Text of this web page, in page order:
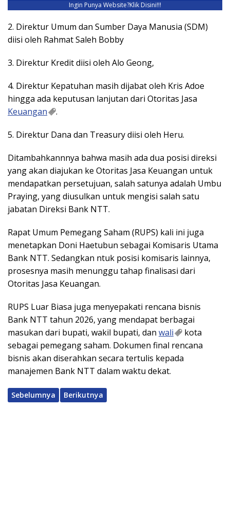
Ingin Punya Website?Klik Disini!!!
2. Direktur Umum dan Sumber Daya Manusia (SDM)
diisi oleh Rahmat Saleh Bobby
3. Direktur Kredit diisi oleh Alo Geong,
4. Direktur Kepatuhan masih dijabat oleh Kris Adoe
hingga ada keputusan lanjutan dari Otoritas Jasa
Keuangan
.
5. Direktur Dana dan Treasury diisi oleh Heru.
Ditambahkannnya bahwa masih ada dua posisi direksi
yang akan diajukan ke Otoritas Jasa Keuangan untuk
mendapatkan persetujuan, salah satunya adalah Umbu
Praying, yang diusulkan untuk mengisi salah satu
jabatan Direksi Bank NTT.
Rapat Umum Pemegang Saham (RUPS) kali ini juga
menetapkan Doni Haetubun sebagai Komisaris Utama
Bank NTT. Sedangkan ntuk posisi komisaris lainnya,
prosesnya masih menunggu tahap finalisasi dari
Otoritas Jasa Keuangan.
RUPS Luar Biasa juga menyepakati rencana bisnis
Bank NTT tahun 2026, yang mendapat berbagai
masukan dari bupati, wakil bupati, dan wali
kota
sebagai pemegang saham. Dokumen final rencana
bisnis akan diserahkan secara tertulis kepada
manajemen Bank NTT dalam waktu dekat.
Sebelumnya Berikutnya